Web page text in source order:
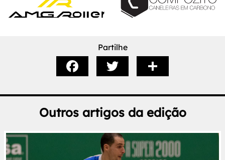
Partilhe
Outros artigos da edição